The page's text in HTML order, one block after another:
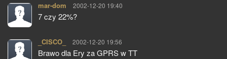
mar-dom pisze:
2002-12-20 19:40
7 czy 22%?
_CISCO_ pisze:
2002-12-20 19:56
Brawo dla Ery za GPRS w TT